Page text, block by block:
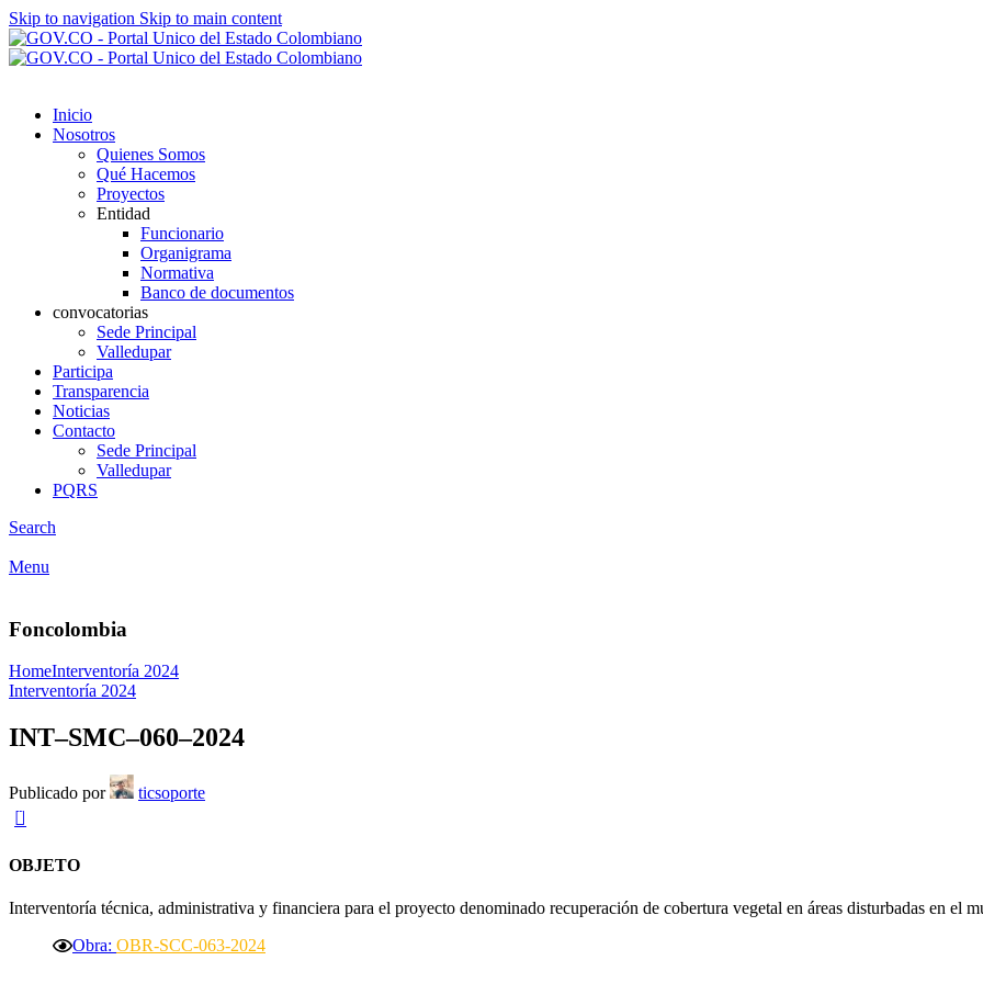
Skip to navigation Skip to main content
Inicio
Nosotros
Quienes Somos
Qué Hacemos
Proyectos
Entidad
Funcionario
Organigrama
Normativa
Banco de documentos
convocatorias
Sede Principal
Valledupar
Participa
Transparencia
Noticias
Contacto
Sede Principal
Valledupar
PQRS
Search
Menu
Foncolombia
HomeInterventoría 2024
Interventoría 2024
INT–SMC–060–2024
Publicado por ticsoporte
0
OBJETO
Interventoría técnica, administrativa y financiera para el proyecto denominado recuperación de cobertura vegetal en áreas disturbadas en el
Obra: OBR-SCC-063-2024